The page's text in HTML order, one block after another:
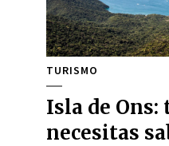
TURISMO
Isla de Ons:
necesitas